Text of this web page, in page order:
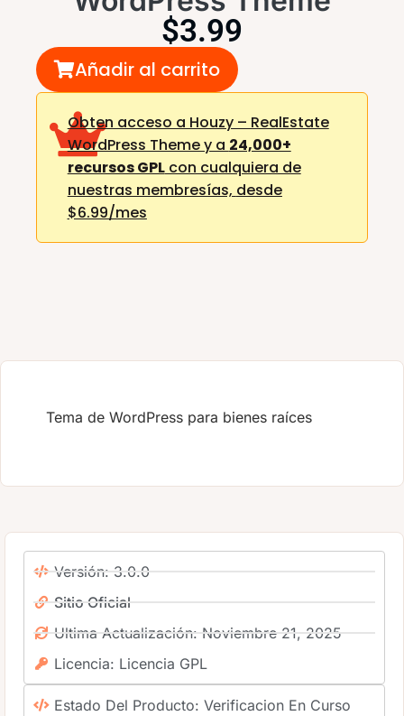
$3.99
Añadir al carrito
Obten acceso a Houzy – RealEstate
WordPress Theme y a 24,000+
recursos GPLcon cualquiera de
nuestras membresías, desde
$6.99/mes
Tema de WordPress para bienes raíces
Versión: 3.0.0
Sitio Oficial
Ultima Actualización: Noviembre 21, 2025
Licencia: Licencia GPL
Estado Del Producto: Verificacion En Curso